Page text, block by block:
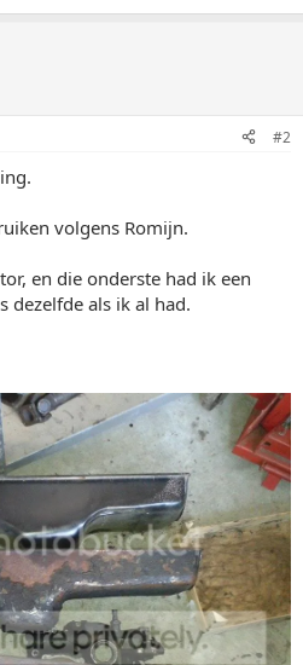
#2
volgens Romijn.
en die onderste had ik een
dezelfde als ik al had.